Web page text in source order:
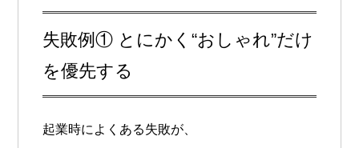
失敗例① とにかく“おしゃれ”だけ
を優先する
起業時によくある失敗が、